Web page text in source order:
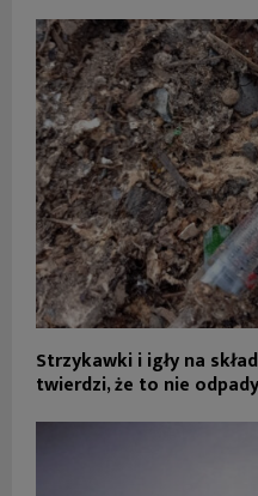
Strzykawki i igły na
twierdzi, że to nie